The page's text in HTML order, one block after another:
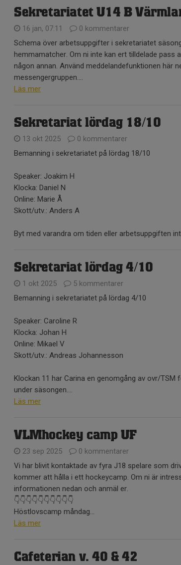
Sekretariatet U14 B
16 jan, 07:11
0 kommentarer
Schema över arbetsuppgifter i sekretariatet
hemmamatcher. Om ni inte kan ert tilldelade pass
någon annan. Använd meddelandefunktionen här
messengergruppen....
Läs mer
Sekretariat lördag 18/10
13 okt 2025
0 kommentarer
Bemanning i sekretariatet på lördag 18/10
Speaker: Joakim H
Klocka: Daniel N
Online: Marie Å
Skott/utv.: Anders A
Byt med varandra om tiden eller arbetsuppgiften
Sekretariat lördag 4/10
1 okt 2025
5 kommentarer
Bemanning i sekretariatet på lördag 4/10
Speaker: Caroline R
Klocka: Johan H
Online: Mikael V
Skott/utv.: Andreas Johannesson
Klockan 11 har Carina en genomgång av ovr/
under säsongen....
Läs mer
VLMhockey camp UF
23 sep 2025
0 kommentarer
Vi har blivit kontaktade av fyra J18 spelare som
kommer att hålla i ett hockeycamp. Om ni är
informationen nedan och anmäl er.
👇👇👇👇👇👇👇👇👇👇
Höstlovscamp måndag...
Läs mer
Cafeterian v. 40 & 42